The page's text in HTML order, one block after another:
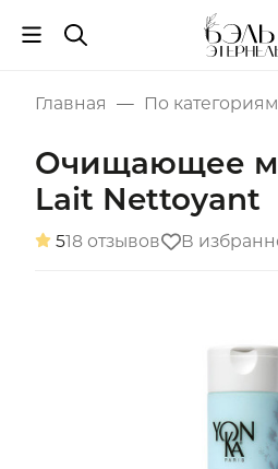
Главная По категориям
Очищающее
Lait Nettoyant
518 отзывов В